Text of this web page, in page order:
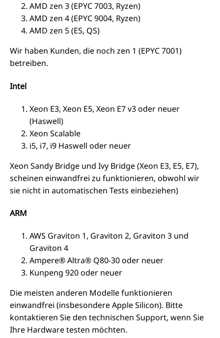
AMD zen 3 (EPYC 7003, Ryzen)
AMD zen 4 (EPYC 9004, Ryzen)
AMD zen 5 (ES, QS)
Wir haben Kunden, die noch zen 1 (EPYC 7001)
betreiben.
Intel
Xeon E3, Xeon E5, Xeon E7 v3 oder neuer
(Haswell)
Xeon Scalable
i5, i7, i9 Haswell oder neuer
Xeon Sandy Bridge und Ivy Bridge (Xeon E3, E5, E7),
scheinen einwandfrei zu funktionieren, obwohl wir
sie nicht in automatischen Tests einbeziehen)
ARM
AWS Graviton 1, Graviton 2, Graviton 3 und
Graviton 4
Ampere® Altra® Q80-30 oder neuer
Kunpeng 920 oder neuer
Die meisten anderen Modelle funktionieren
einwandfrei (insbesondere Apple Silicon). Bitte
kontaktieren Sie den technischen Support, wenn Sie
Ihre Hardware testen möchten.